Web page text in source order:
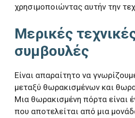
χρησιμοποιώντας αυτήν την
Μερικές
συμβουλές
Είναι απαραίτητο να
μεταξύ θωρακισμένων και
Μια θωρακισμένη πόρτα είναι
που αποτελείται από μια